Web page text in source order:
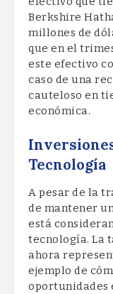
Berkshire
millones de
que en el
este efectivo
caso de una
cauteloso en
económica.
Tecnología
A pesar de la
de mantener
está
tecnología. La
ahora
ejemplo de
oportunidades